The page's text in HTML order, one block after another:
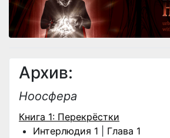
Архив:
Ноосфера
Книга 1: Перекрёстки
Интерлюдия 1
Глава 1